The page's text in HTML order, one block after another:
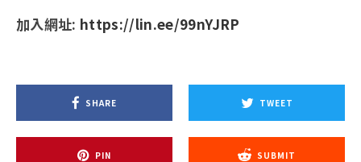
加入網址: https://lin.ee/99nYJRP
SHARE TWEET
PIN SUBMIT